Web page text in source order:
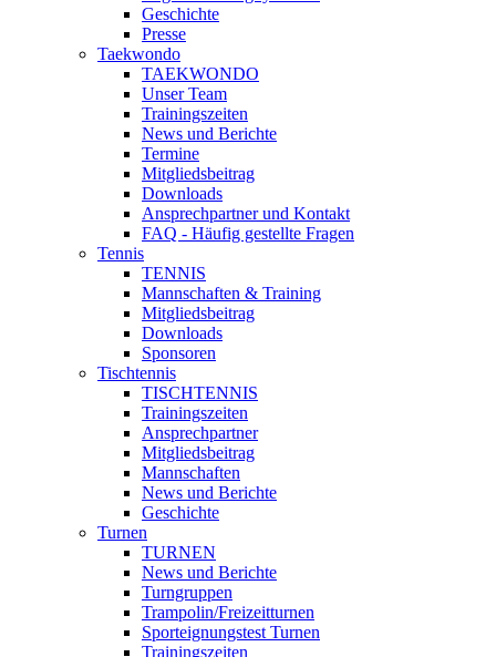
Geschichte
Presse
Taekwondo
TAEKWONDO
Unser Team
Trainingszeiten
News und Berichte
Termine
Mitgliedsbeitrag
Downloads
Ansprechpartner und Kontakt
FAQ - Häufig gestellte Fragen
Tennis
TENNIS
Mannschaften & Training
Mitgliedsbeitrag
Downloads
Sponsoren
Tischtennis
TISCHTENNIS
Trainingszeiten
Ansprechpartner
Mitgliedsbeitrag
Mannschaften
News und Berichte
Geschichte
Turnen
TURNEN
News und Berichte
Turngruppen
Trampolin/Freizeitturnen
Sporteignungstest Turnen
Trainingszeiten